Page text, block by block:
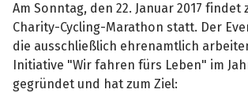
Am Sonntag, den 22. Januar 2017 findet
Charity-Cycling-Marathon statt. Der
die ausschließlich ehrenamtlich
Initiative "Wir fahren fürs Leben" im
gegründet und hat zum Ziel: